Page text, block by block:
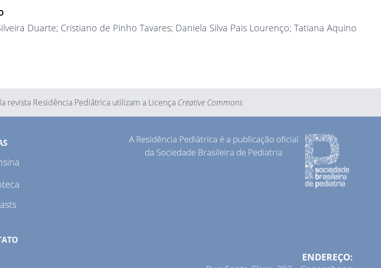
Duarte; Cristiano de Pinho Tavares; Daniela Silva Pais Lourenço; Tatiana Aquino
revista Residência Pediátrica utilizam a Licença Creative Commons
A Residência Pediátrica é a publicação oficial
da Sociedade Brasileira de Pediatria
ENDEREÇO: